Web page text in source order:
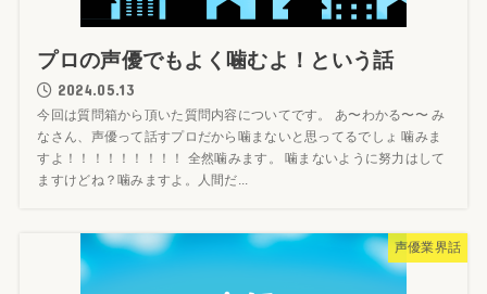
プロの声優でもよく噛むよ！という話
2024.05.13
今回は質問箱から頂いた質問内容についてです。 あ〜わかる〜〜 み
なさん、声優って話すプロだから噛まないと思ってるでしょ 噛みま
すよ！！！！！！！！！ 全然噛みます。 噛まないように努力はして
ますけどね？噛みますよ。人間だ...
声優業界話